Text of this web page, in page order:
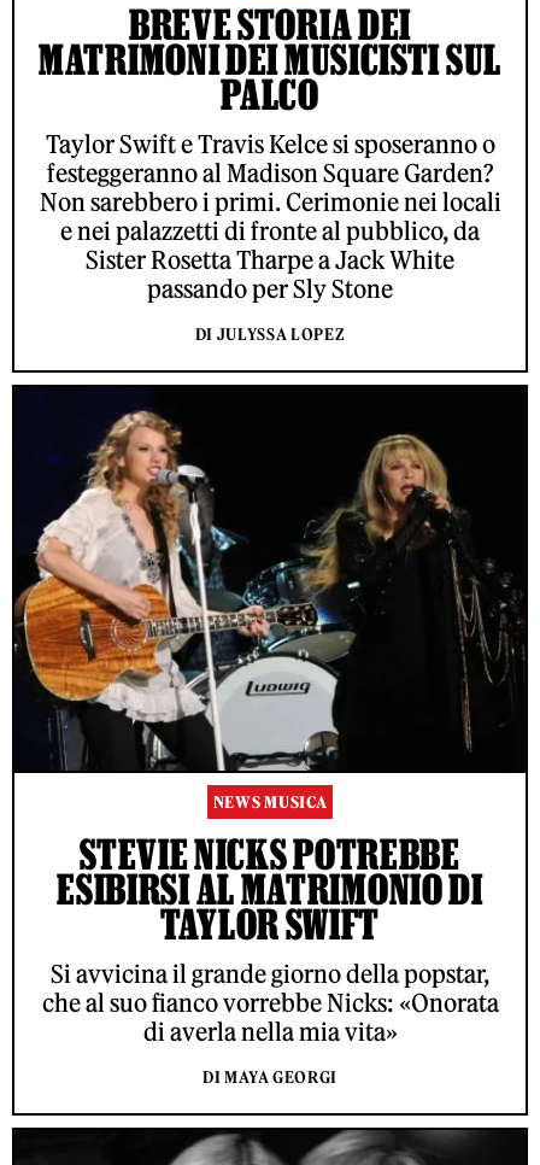
BREVE STORIA DEI
MATRIMONI DEI MUSICISTI SUL
PALCO
Taylor Swift e Travis Kelce si sposeranno o
festeggeranno al Madison Square Garden?
Non sarebbero i primi. Cerimonie nei locali
e nei palazzetti di fronte al pubblico, da
Sister Rosetta Tharpe a Jack White
passando per Sly Stone
DI JULYSSA LOPEZ
NEWS MUSICA
STEVIE NICKS POTREBBE
ESIBIRSI AL MATRIMONIO DI
TAYLOR SWIFT
Si avvicina il grande giorno della popstar,
che al suo fianco vorrebbe Nicks: «Onorata
di averla nella mia vita»
DI MAYA GEORGI